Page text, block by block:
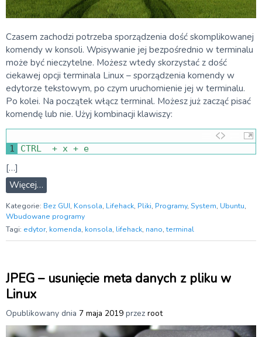
Czasem zachodzi potrzeba sporządzenia dość skomplikowanej
komendy w konsoli. Wpisywanie jej bezpośrednio w terminalu
może być nieczytelne. Możesz wtedy skorzystać z dość
ciekawej opcji terminala Linux – sporządzenia komendy w
edytorze tekstowym, po czym uruchomienie jej w terminalu.
Po kolei. Na początek włącz terminal. Możesz już zacząć pisać
komendę lub nie. Użyj kombinacji klawiszy:
1 CTRL + x + e
[…]
Więcej…
Kategorie: Bez GUI, Konsola, Lifehack, Pliki, Programy, System, Ubuntu,
Wbudowane programy
Tagi: edytor, komenda, konsola, lifehack, nano,terminal
JPEG – usunięcie meta danych z pliku w
Linux
Opublikowany dnia 7 maja 2019 przez root